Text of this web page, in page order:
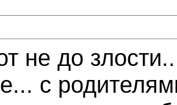
не до
с